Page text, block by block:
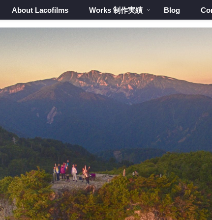
About Lacofilms Works 制作実績 Blog